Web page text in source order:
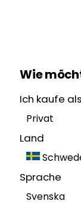
Wie
Ich kaufe als
Privat
Land
Sprache
Svenska